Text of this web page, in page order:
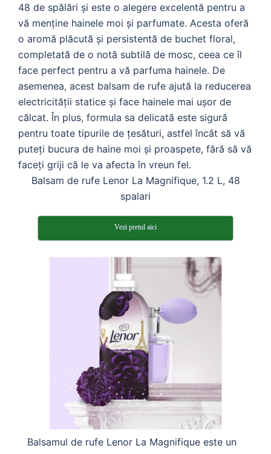
48 de spălări și este o alegere excelentă pentru a
vă menține hainele moi și parfumate. Acesta oferă
o aromă plăcută și persistentă de buchet floral,
completată de o notă subtilă de mosc, ceea ce îl
face perfect pentru a vă parfuma hainele. De
asemenea, acest balsam de rufe ajută la reducerea
electricității statice și face hainele mai ușor de
călcat. În plus, formula sa delicată este sigură
pentru toate tipurile de țesături, astfel încât să vă
puteți bucura de haine moi și proaspete, fără să vă
faceți griji că le va afecta în vreun fel.
Balsam de rufe Lenor La Magnifique, 1.2 L, 48
spalari
Vezi pretul aici
Balsamul de rufe Lenor La Magnifique este un